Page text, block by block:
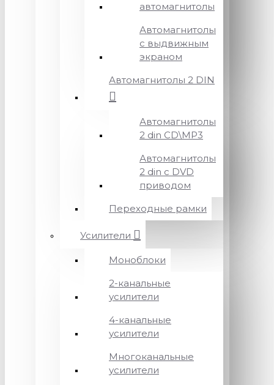
автомагнитолы
Автомагнитолы
с выдвижным
экраном
Автомагнитолы 2 DIN
Автомагнитолы
2 din CD\MP3
Автомагнитолы
2 din с DVD
приводом
Переходные рамки
Усилители
Моноблоки
2-канальные
усилители
4-канальные
усилители
Многоканальные
усилители